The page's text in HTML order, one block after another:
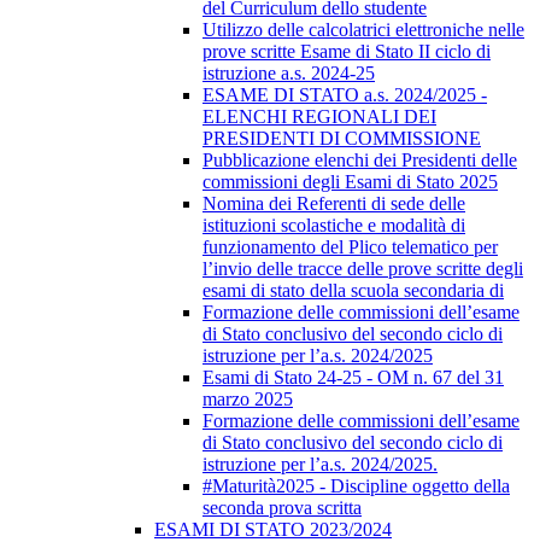
del Curriculum dello studente
Utilizzo delle calcolatrici elettroniche nelle
prove scritte Esame di Stato II ciclo di
istruzione a.s. 2024-25
ESAME DI STATO a.s. 2024/2025 -
ELENCHI REGIONALI DEI
PRESIDENTI DI COMMISSIONE
Pubblicazione elenchi dei Presidenti delle
commissioni degli Esami di Stato 2025
Nomina dei Referenti di sede delle
istituzioni scolastiche e modalità di
funzionamento del Plico telematico per
l’invio delle tracce delle prove scritte degli
esami di stato della scuola secondaria di
Formazione delle commissioni dell’esame
di Stato conclusivo del secondo ciclo di
istruzione per l’a.s. 2024/2025
Esami di Stato 24-25 - OM n. 67 del 31
marzo 2025
Formazione delle commissioni dell’esame
di Stato conclusivo del secondo ciclo di
istruzione per l’a.s. 2024/2025.
#Maturità2025 - Discipline oggetto della
seconda prova scritta
ESAMI DI STATO 2023/2024